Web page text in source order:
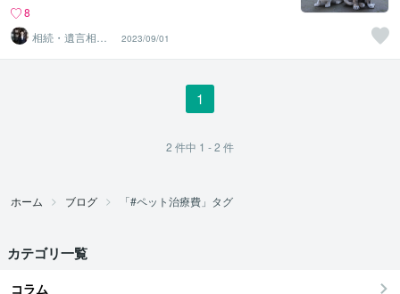
8
相続・遺言相談
所
2023/09/01
1
2 件中 1 - 2 件
ホーム ブログ 「#ペット治療費」タグ
カテゴリ一覧
コラム